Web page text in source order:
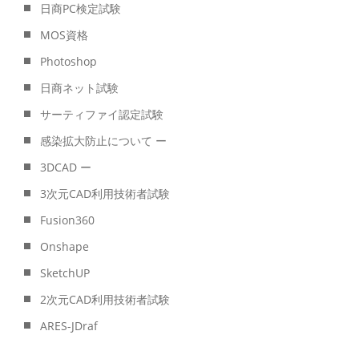
日商PC検定試験
MOS資格
Photoshop
日商ネット試験
サーティファイ認定試験
感染拡大防止について ー
3DCAD ー
3次元CAD利用技術者試験
Fusion360
Onshape
SketchUP
2次元CAD利用技術者試験
ARES-JDraf